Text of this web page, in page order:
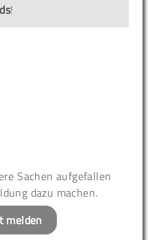
!
Sachen aufgefallen
dazu machen.
melden